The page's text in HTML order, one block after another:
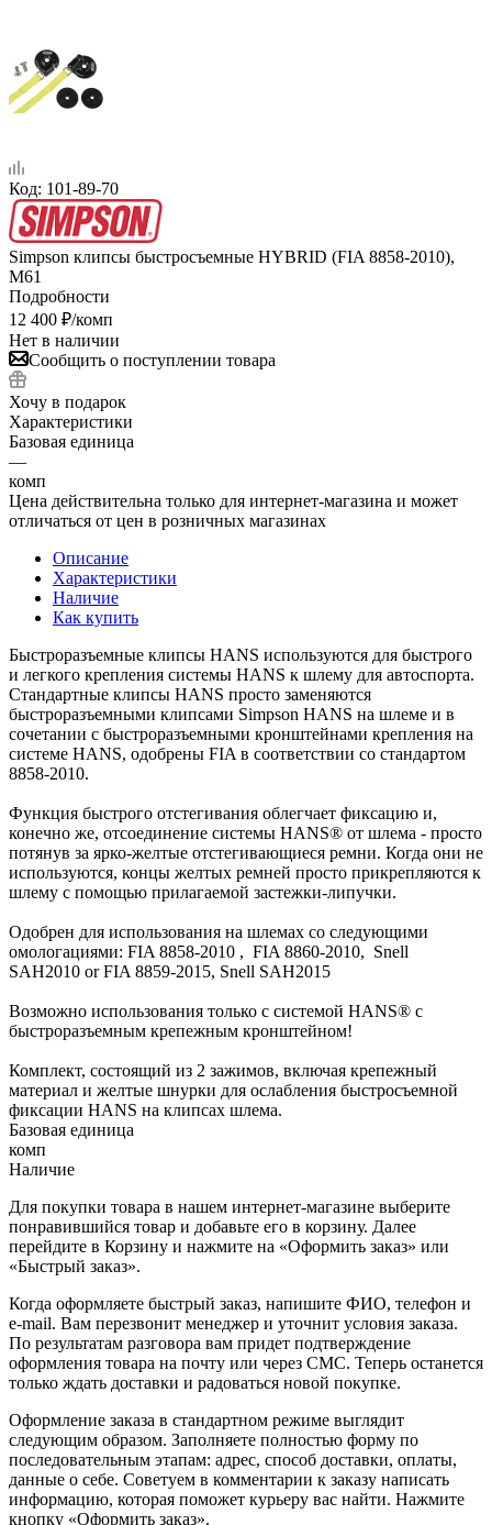
Код: 101-89-70
Simpson клипсы быстросъемные HYBRID (FIA 8858-2010),
M61
Подробности
12 400 ₽/комп
Нет в наличии
Сообщить о поступлении товара
Хочу в подарок
Характеристики
Базовая единица
—
комп
Цена действительна только для интернет-магазина и может
отличаться от цен в розничных магазинах
Описание
Характеристики
Наличие
Как купить
Быстроразъемные клипсы HANS используются для быстрого
и легкого крепления системы HANS к шлему для автоспорта.
Стандартные клипсы HANS просто заменяются
быстроразъемными клипсами Simpson HANS на шлеме и в
сочетании с быстроразъемными кронштейнами крепления на
системе HANS, одобрены FIA в соответствии со стандартом
8858-2010.
Функция быстрого отстегивания облегчает фиксацию и,
конечно же, отсоединение системы HANS® от шлема - просто
потянув за ярко-желтые отстегивающиеся ремни. Когда они не
используются, концы желтых ремней просто прикрепляются к
шлему с помощью прилагаемой застежки-липучки.
Одобрен для использования на шлемах со следующими
омологациями: FIA 8858-2010 , FIA 8860-2010, Snell
SAH2010 or FIA 8859-2015, Snell SAH2015
Возможно использования только с системой HANS® с
быстроразъемным крепежным кронштейном!
Комплект, состоящий из 2 зажимов, включая крепежный
материал и желтые шнурки для ослабления быстросъемной
фиксации HANS на клипсах шлема.
Базовая единица
комп
Наличие
Для покупки товара в нашем интернет-магазине выберите
понравившийся товар и добавьте его в корзину. Далее
перейдите в Корзину и нажмите на «Оформить заказ» или
«Быстрый заказ».
Когда оформляете быстрый заказ, напишите ФИО, телефон и
e-mail. Вам перезвонит менеджер и уточнит условия заказа.
По результатам разговора вам придет подтверждение
оформления товара на почту или через СМС. Теперь останется
только ждать доставки и радоваться новой покупке.
Оформление заказа в стандартном режиме выглядит
следующим образом. Заполняете полностью форму по
последовательным этапам: адрес, способ доставки, оплаты,
данные о себе. Советуем в комментарии к заказу написать
информацию, которая поможет курьеру вас найти. Нажмите
кнопку «Оформить заказ».